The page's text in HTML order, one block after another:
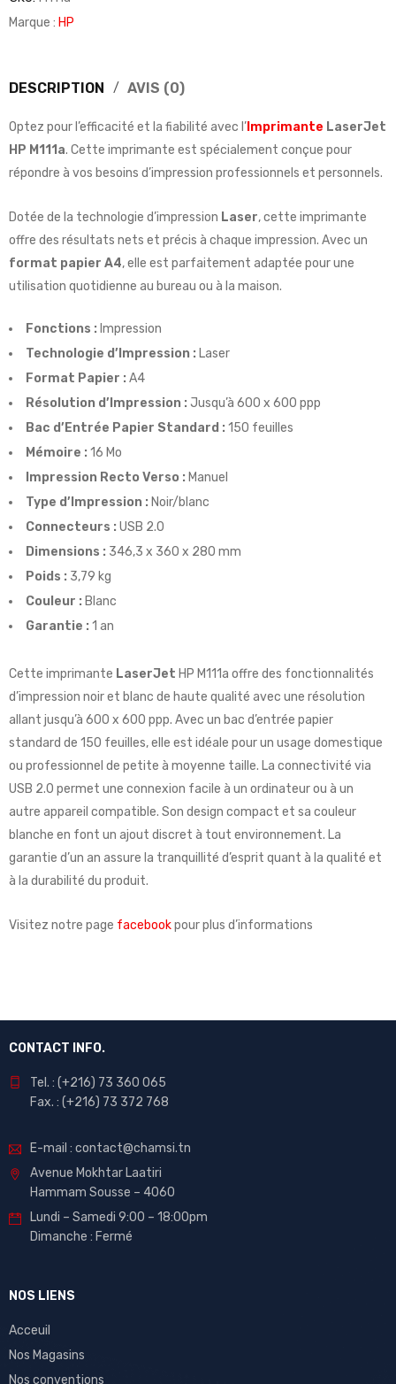
Marque : HP
DESCRIPTION AVIS (0)
Optez pour l’efficacité et la fiabilité avec l’ Imprimante LaserJet
HP M111a. Cette imprimante est spécialement conçue pour
répondre à vos besoins d’impression professionnels et personnels.
Dotée de la technologie d’impression Laser, cette imprimante
offre des résultats nets et précis à chaque impression. Avec un
format papier A4, elle est parfaitement adaptée pour une
utilisation quotidienne au bureau ou à la maison.
Fonctions : Impression
Technologie d’Impression : Laser
Format Papier : A4
Résolution d’Impression : Jusqu’à 600 x 600 ppp
Bac d’Entrée Papier Standard : 150 feuilles
Mémoire : 16 Mo
Impression Recto Verso : Manuel
Type d’Impression : Noir/blanc
Connecteurs : USB 2.0
Dimensions : 346,3 x 360 x 280 mm
Poids : 3,79 kg
Couleur : Blanc
Garantie : 1 an
Cette imprimante LaserJet HP M111a offre des fonctionnalités
d’impression noir et blanc de haute qualité avec une résolution
allant jusqu’à 600 x 600 ppp. Avec un bac d’entrée papier
standard de 150 feuilles, elle est idéale pour un usage domestique
ou professionnel de petite à moyenne taille. La connectivité via
USB 2.0 permet une connexion facile à un ordinateur ou à un
autre appareil compatible. Son design compact et sa couleur
blanche en font un ajout discret à tout environnement. La
garantie d’un an assure la tranquillité d’esprit quant à la qualité et
à la durabilité du produit.
Visitez notre page facebookpour plus d’informations
CONTACT INFO.
Tel. : (+216) 73 360 065
Fax. : (+216) 73 372 768
E-mail : contact@chamsi.tn
Avenue Mokhtar Laatiri
Hammam Sousse – 4060
Lundi – Samedi 9:00 – 18:00pm
Dimanche : Fermé
NOS LIENS
Acceuil
Nos Magasins
Nos conventions